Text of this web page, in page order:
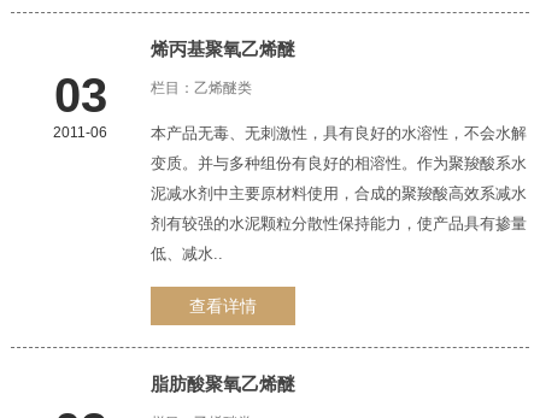
03
2011-06
烯丙基聚氧乙烯醚
栏目： 乙烯醚类
本产品无毒、无刺激性，具有良好的水溶性，不会水解
变质。并与多种组份有良好的相溶性。作为聚羧酸系水
泥减水剂中主要原材料使用，合成的聚羧酸高效系减水
剂有较强的水泥颗粒分散性保持能力，使产品具有掺量
低、减水..
查看详情
脂肪酸聚氧乙烯醚